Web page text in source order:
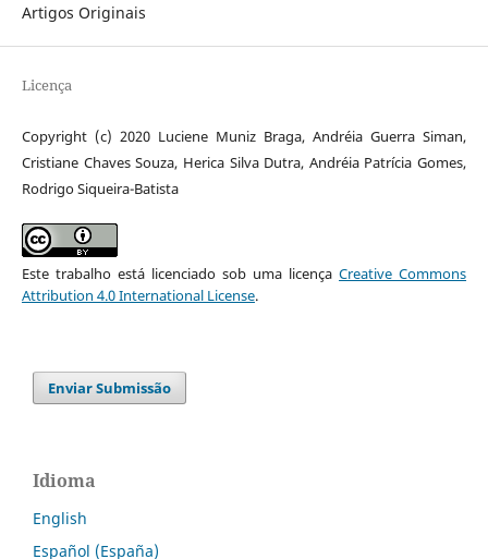
Artigos Originais
Licença
Copyright (c) 2020 Luciene Muniz Braga, Andréia Guerra Siman,
Cristiane Chaves Souza, Herica Silva Dutra, Andréia Patrícia Gomes,
Rodrigo Siqueira-Batista
Este trabalho está licenciado sob uma licençaCreative Commons
Attribution 4.0 International License.
Enviar Submissão
Idioma
English
Español (España)